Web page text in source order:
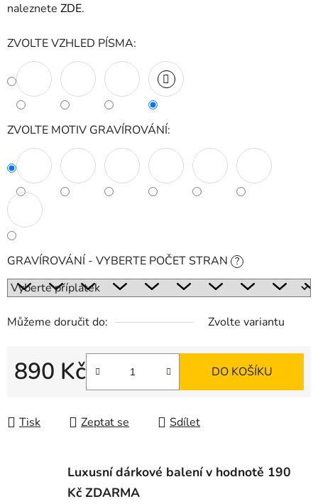
naleznete ZDE.
ZVOLTE VZHLED PÍSMA:
ZVOLTE MOTIV GRAVÍROVÁNÍ:
GRAVÍROVÁNÍ - VYBERTE POČET STRAN ?
Můžeme doručit do: Zvolte variantu
890 Kč DO KOŠÍKU
Tisk Zeptat se Sdílet
Luxusní dárkové balení v hodnotě 190
Kč ZDARMA